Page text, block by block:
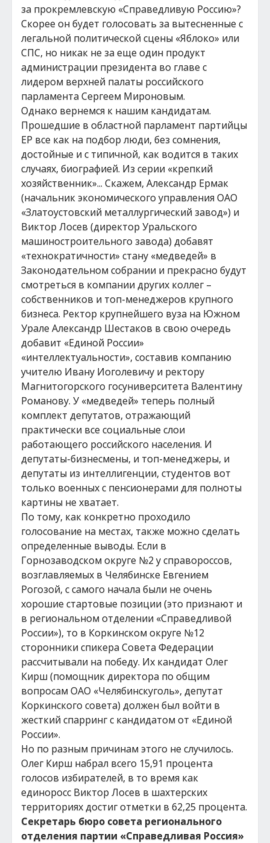
за прокремлевскую «Справедливую Россию»?
Скорее он будет голосовать за вытесненные с
легальной политической сцены «Яблоко» или
СПС, но никак не за еще один продукт
администрации президента во главе с
лидером верхней палаты российского
парламента Сергеем Мироновым.
Однако вернемся к нашим кандидатам.
Прошедшие в областной парламент партийцы
ЕР все как на подбор люди, без сомнения,
достойные и с типичной, как водится в таких
случаях, биографией. Из серии «крепкий
хозяйственник»... Скажем, Александр Ермак
(начальник экономического управления ОАО
«Златоустовский металлургический завод») и
Виктор Лосев (директор Уральского
машиностроительного завода) добавят
«технократичности» стану «медведей» в
Законодательном собрании и прекрасно будут
смотреться в компании других коллег –
собственников и топ-менеджеров крупного
бизнеса. Ректор крупнейшего вуза на Южном
Урале Александр Шестаков в свою очередь
добавит «Единой России»
«интеллектуальности», составив компанию
учителю Ивану Иоголевичу и ректору
Магнитогорского госуниверситета Валентину
Романову. У «медведей» теперь полный
комплект депутатов, отражающий
практически все социальные слои
работающего российского населения. И
депутаты-бизнесмены, и топ-менеджеры, и
депутаты из интеллигенции, студентов вот
только военных с пенсионерами для полноты
картины не хватает.
По тому, как конкретно проходило
голосование на местах, также можно сделать
определенные выводы. Если в
Горнозаводском округе №2 у справороссов,
возглавляемых в Челябинске Евгением
Рогозой, с самого начала были не очень
хорошие стартовые позиции (это признают и
в региональном отделении «Справедливой
России»), то в Коркинском округе №12
сторонники спикера Совета Федерации
рассчитывали на победу. Их кандидат Олег
Кирш (помощник директора по общим
вопросам ОАО «Челябинскуголь», депутат
Коркинского совета) должен был войти в
жесткий спарринг с кандидатом от «Единой
России».
Но по разным причинам этого не случилось.
Олег Кирш набрал всего 15,91 процента
голосов избирателей, в то время как
единоросс Виктор Лосев в шахтерских
территориях достиг отметки в 62,25 процента.
Секретарь бюро совета регионального
отделения партии «Справедливая Россия»